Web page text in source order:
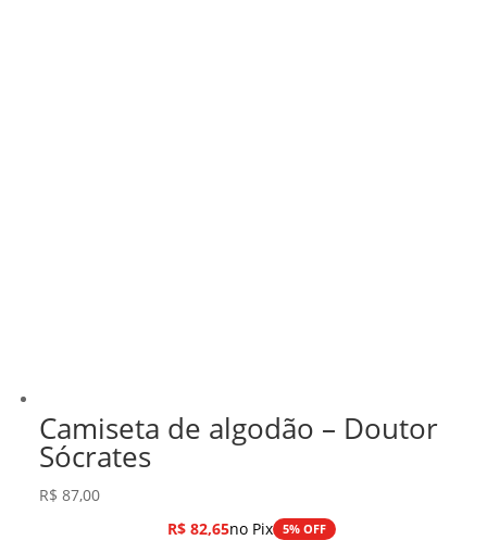
Camiseta de algodão – Doutor
Sócrates
R$ 87,00
R$82,65no Pix 5% OFF